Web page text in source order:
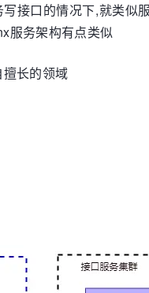
接口的情况下,就类
服务架构有点类似
长的领域